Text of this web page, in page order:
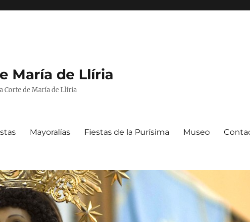
María de Llíria
Corte de María de Llíria
Mayoralías Fiestas de la Purísima Museo